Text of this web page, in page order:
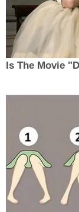
Is The Movie